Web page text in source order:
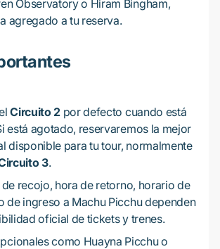
Observatory o Hiram Bingham,
agregado a tu reserva.
Circuito 2 por defecto cuando está
está agotado, reservaremos la mejor
disponible para tu tour, normalmente
3.
recojo, hora de retorno, horario de
de ingreso a Machu Picchu dependen
oficial de tickets y trenes.
como Huayna Picchu o